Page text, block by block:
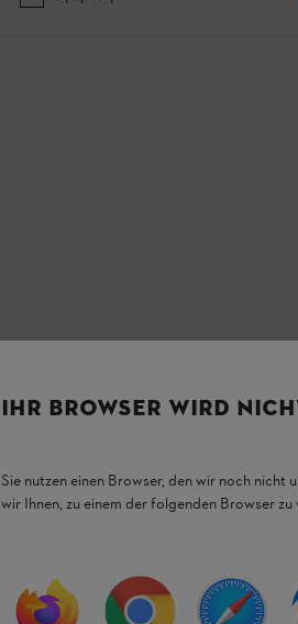
IHR BROWSER WIRD
Sie nutzen einen Browser, den wir noch
wir Ihnen, zu einem der folgenden Browser zu